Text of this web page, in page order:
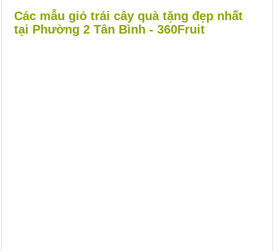
Các mẫu giỏ trái cây quà tặng đẹp nhất
tại Phường 2 Tân Bình - 360Fruit